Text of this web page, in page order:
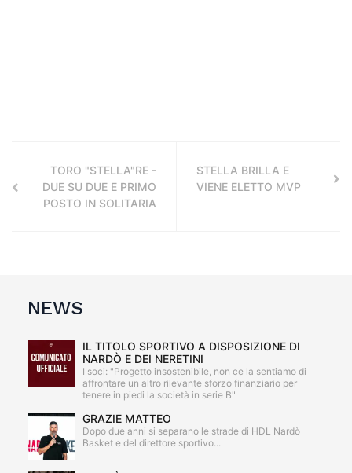
TORO "STELLA"RE -
DUE SU DUE E PRIMO
POSTO IN SOLITARIA
STELLA BRILLA E
VIENE ELETTO MVP
NEWS
IL TITOLO SPORTIVO A DISPOSIZIONE DI
NARDÒ E DEI NERETINI
I soci: "Progetto insostenibile, non ce la sentiamo di
affrontare un altro rilevante sforzo finanziario per
tenere in piedi la società in serie B"
GRAZIE MATTEO
Dopo due anni si separano le strade di HDL Nardò
Basket e del direttore sportivo...